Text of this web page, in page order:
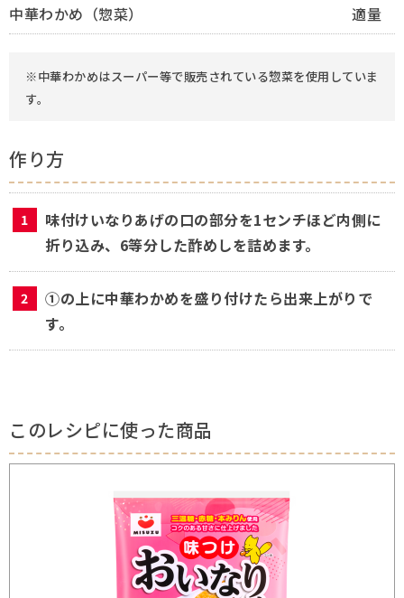
中華わかめ（惣菜）
適量
※中華わかめはスーパー等で販売されている惣菜を使用していま
す。
作り方
味付けいなりあげの口の部分を1センチほど内側に
折り込み、6等分した酢めしを詰めます。
①の上に中華わかめを盛り付けたら出来上がりで
す。
このレシピに使った商品